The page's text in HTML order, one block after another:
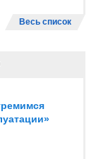
Весь список